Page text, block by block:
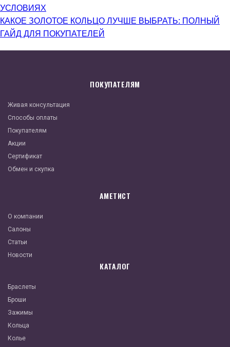
УСЛОВИЯХ
КАКОЕ ЗОЛОТОЕ КОЛЬЦО ЛУЧШЕ ВЫБРАТЬ: ПОЛНЫЙ
ГАЙД ДЛЯ ПОКУПАТЕЛЕЙ
ПОКУПАТЕЛЯМ
Живая консультация
Способы оплаты
Покупателям
Акции
Сертификат
Обмен и скупка
АМЕТИСТ
О компании
Салоны
Статьи
Новости
КАТАЛОГ
Браслеты
Броши
Зажимы
Кольца
Колье